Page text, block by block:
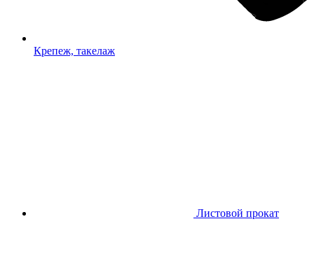
Крепеж, такелаж
Листовой прокат